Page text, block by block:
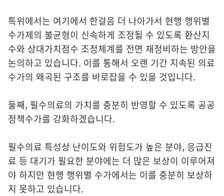
특위에서는 여기에서 한걸음 더 나아가서 현행 행위별
수가제의 불균형이 신속하게 조정될 수 있도록 환산지
수와 상대가치점수 조정체계를 전면 재정비하는 방안을
논의하고 있습니다. 이를 통해서 오랜 기간 지속된 의료
수가의 왜곡된 구조를 바로잡을 수 있을 것입니다.
둘째, 필수의료의 가치를 충분히 반영할 수 있도록 공공
정책수가를 강화하겠습니다.
필수의료 특성상 난이도와 위험도가 높은 분야, 응급진
료 등 대기가 필요한 분야에는 더 많은 보상이 이루어져
야 하지만 현행 행위별 수가에서는 이를 충분히 보상하
지 못하고 있습니다.